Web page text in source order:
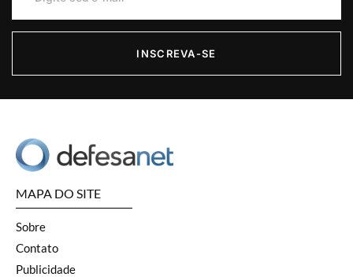
INSCREVA-SE
MAPA DO SITE
Sobre
Contato
Publicidade